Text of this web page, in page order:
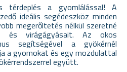
térdeplés a gyomlálással! A
ideális segédeszköz minden
megerőltetés nélkül szeretné
és virágágyásait. Az okos
segítségével a gyökérnél
a gyomokat és egy mozdulattal
együtt.